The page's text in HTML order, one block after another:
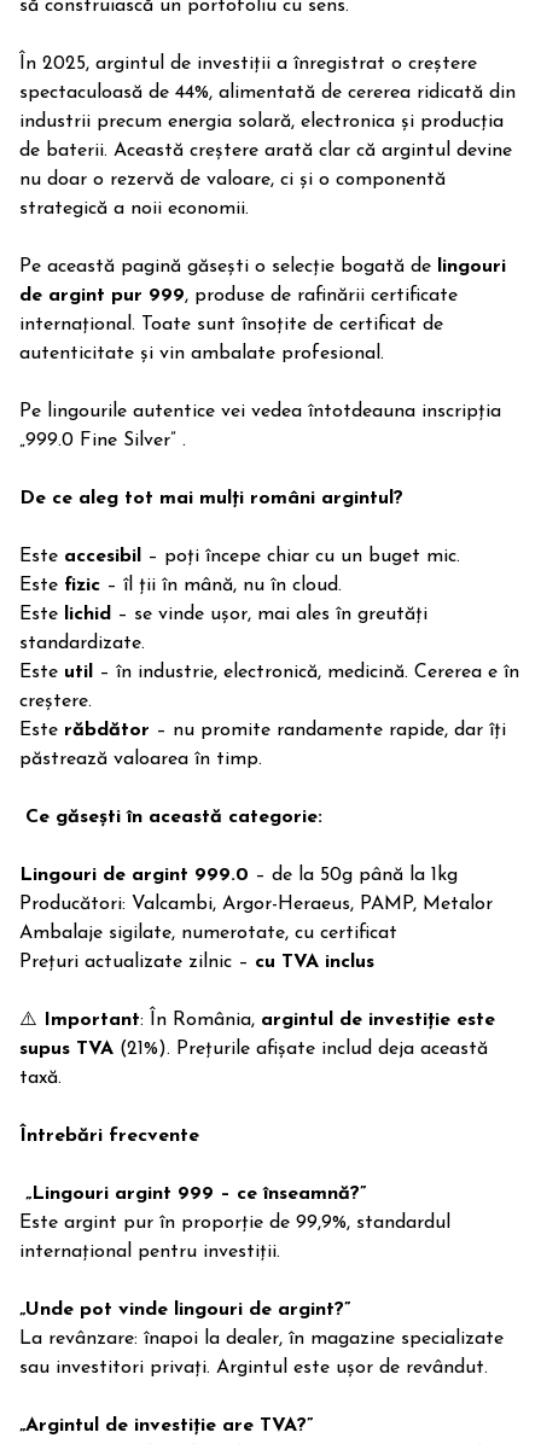
să construiască un portofoliu cu sens.
În 2025, argintul de investiții a înregistrat o creștere
spectaculoasă de 44%, alimentată de cererea ridicată din
industrii precum energia solară, electronica și producția
de baterii. Această creștere arată clar că argintul devine
nu doar o rezervă de valoare, ci și o componentă
strategică a noii economii.
Pe această pagină găsești o selecție bogată de
lingouri
de argint pur 999, produse de rafinării certificate
internațional. Toate sunt însoțite de certificat de
autenticitate și vin ambalate profesional.
Pe lingourile autentice vei vedea întotdeauna inscripția
„999.0 Fine Silver” .
De ce aleg tot mai mulți români argintul?
Este accesibil
– poți începe chiar cu un buget mic.
Este fizic – îl ții în mână, nu în cloud.
Este
lichid
– se vinde ușor, mai ales în greutăți
standardizate.
Este util
– în industrie, electronică, medicină. Cererea e în
creștere.
Este răbdător – nu promite randamente rapide, dar îți
păstrează valoarea în timp.
Ce găsești în această categorie:
Lingouri de argint 999.0 – de la 50g până la 1kg
Producători: Valcambi, Argor-Heraeus, PAMP, Metalor
Ambalaje sigilate, numerotate, cu certificat
Prețuri actualizate zilnic – cu TVA inclus
⚠️ Important: În România, argintul de investiție este
supus TVA (21%). Prețurile afișate includ deja această
taxă.
Întrebări frecvente
„Lingouri argint 999 – ce înseamnă?”
Este argint pur în proporție de 99,9%, standardul
internațional pentru investiții.
„Unde pot vinde lingouri de argint?”
La revânzare: înapoi la dealer, în magazine specializate
sau investitori privați. Argintul este ușor de revândut.
„Argintul de investiție are TVA?”